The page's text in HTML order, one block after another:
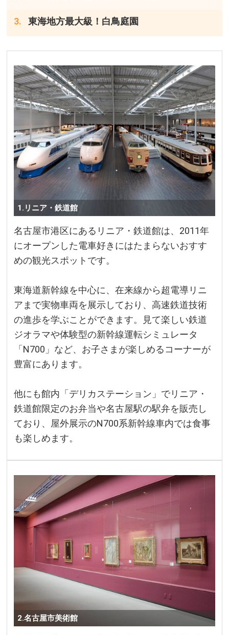
東海地方最大級！白鳥庭園
1.リニア・鉄道館
名古屋市港区にあるリニア・鉄道館は、2011年
にオープンした電車好きにはたまらないおすす
めの観光スポットです。
東海道新幹線を中心に、在来線から超電導リニ
アまで実物車両を展示しており、高速鉄道技術
の進歩を学ぶことができます。見て楽しい鉄道
ジオラマや体験型の新幹線運転シミュレータ
「N700」など、お子さまが楽しめるコーナーが
豊富にあります。
他にも館内「デリカステーション」でリニア・
鉄道館限定のお弁当や名古屋駅の駅弁を販売し
ており、屋外展示のN700系新幹線車内では食事
も楽しめます。
2.名古屋市美術館